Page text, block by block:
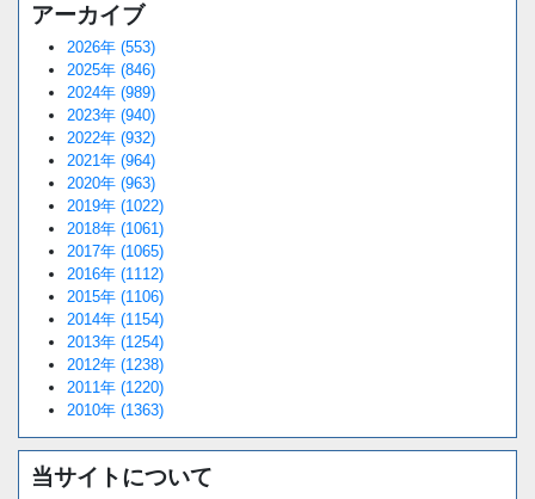
アーカイブ
2026年 (553)
2025年 (846)
2024年 (989)
2023年 (940)
2022年 (932)
2021年 (964)
2020年 (963)
2019年 (1022)
2018年 (1061)
2017年 (1065)
2016年 (1112)
2015年 (1106)
2014年 (1154)
2013年 (1254)
2012年 (1238)
2011年 (1220)
2010年 (1363)
当サイトについて